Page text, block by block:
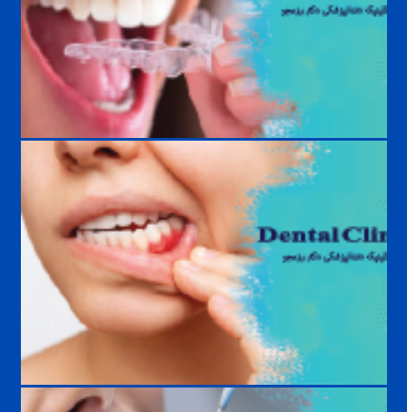
درمان دندان قروچه؛ بهترین روش‌های کنترل و جلوگیری از آسیب دندان‌ها